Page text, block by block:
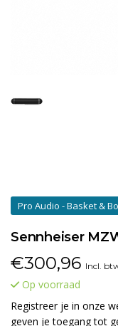
Pro Audio - Basket &
Sennheiser
€300,96 Incl.
Op voorraad
Registreer je in onze
geven je toegang tot